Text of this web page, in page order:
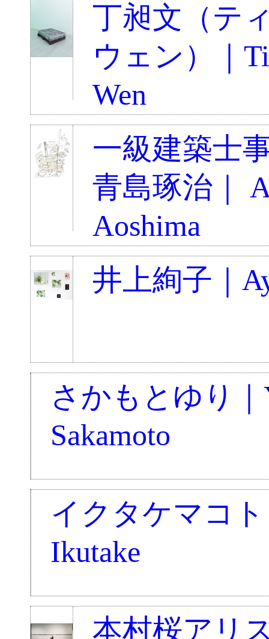
丁昶文（テ
ウェン）｜
Wen
一級建築士
青島琢治｜
Aoshima
井上絢子｜
さかもとゆり
Sakamoto
イクタケマコ
Ikutake
本村桜アリ